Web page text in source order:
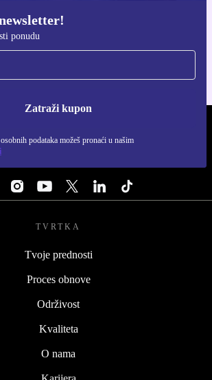
ponudu
Zatraži kupon
podataka možeš pronaći u našim
Preuzmi refurbed aplikaciju
Za iOS i Android
TVRTKA
Tvoje prednosti
Proces obnove
Održivost
Kvaliteta
O nama